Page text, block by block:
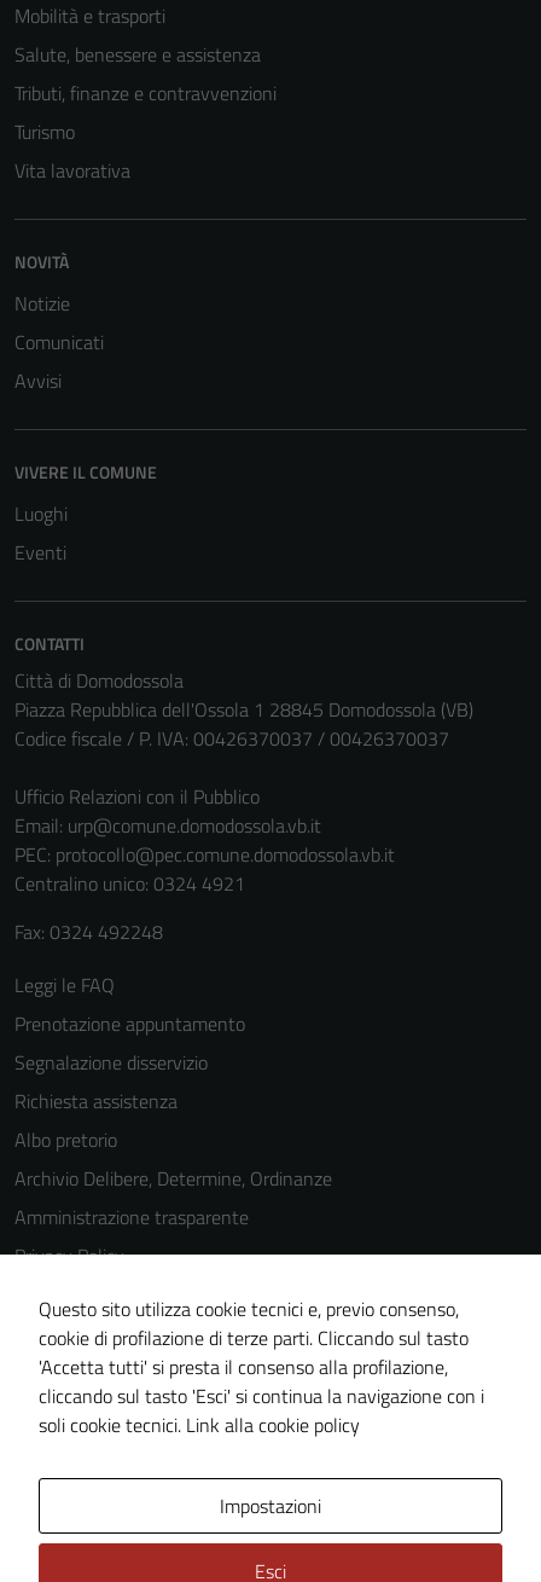
Mobilità e trasporti
Salute, benessere e assistenza
Tributi, finanze e contravvenzioni
Turismo
Vita lavorativa
NOVITÀ
Notizie
Comunicati
Avvisi
VIVERE IL COMUNE
Luoghi
Eventi
CONTATTI
Città di Domodossola
Piazza Repubblica dell'Ossola 1 28845 Domodossola (VB)
Codice fiscale / P. IVA: 00426370037 / 00426370037
Ufficio Relazioni con il Pubblico
Email: urp@comune.domodossola.vb.it
PEC: protocollo@pec.comune.domodossola.vb.it
Centralino unico: 0324 4921
Fax: 0324 492248
Leggi le FAQ
Prenotazione appuntamento
Segnalazione disservizio
Richiesta assistenza
Albo pretorio
Archivio Delibere, Determine, Ordinanze
Amministrazione trasparente
Privacy Policy
Cookie Policy
Note legali
Dichiarazione di accessibilità
Piano di miglioramento del sito
Questo sito utilizza cookie tecnici e, previo consenso,
cookie di profilazione di terze parti. Cliccando sul tasto
'Accetta tutti' si presta il consenso alla profilazione,
cliccando sul tasto 'Esci' si continua la navigazione con i
soli cookie tecnici. Link alla cookie policy
Impostazioni
Esci
Questi cookie
funzionamento
del sito e non
disabilitati.
Questi cookie